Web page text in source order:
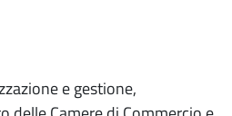
e gestione,